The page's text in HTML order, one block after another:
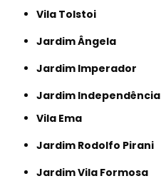
Vila Tolstoi
Jardim Ângela
Jardim Imperador
Jardim Independência
Vila Ema
Jardim Rodolfo Pirani
Jardim Vila Formosa